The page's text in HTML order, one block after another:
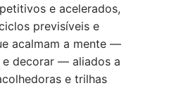
e acelerados,
previsíveis e
acalmam a mente —
e decorar — aliados a
e trilhas